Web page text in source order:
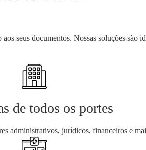
seus documentos. Nossas soluções são
de todos os portes
administrativos, jurídicos, financeiros e